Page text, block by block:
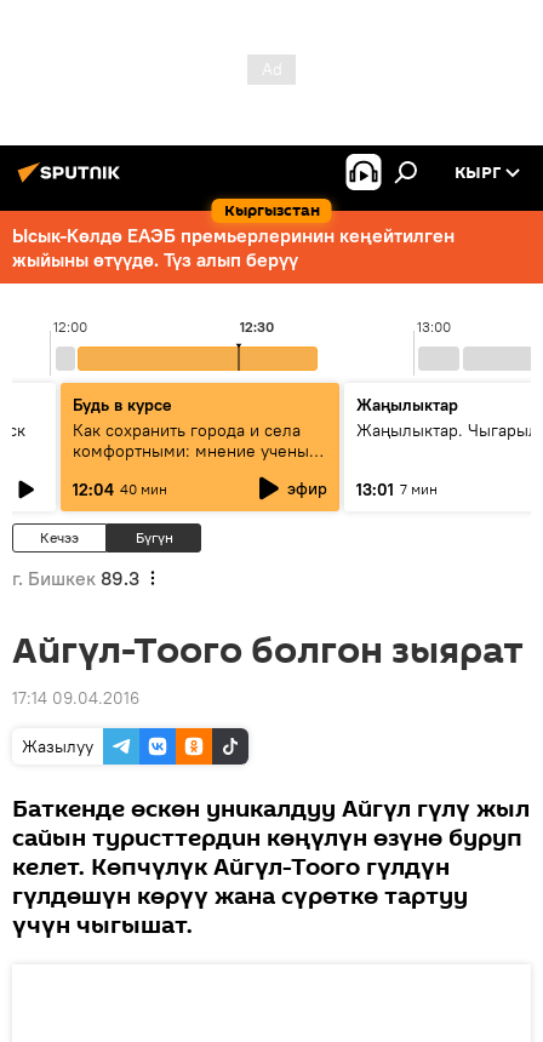
Кыргызстан
КЫРГ
Ысык-Көлдө ЕАЭБ премьерлеринин кеңейтилген
жыйыны өтүүдө. Түз алып берүү
12:00 13:00
12:30
Будь в курсе
Как сохранить города и села
комфортными: мнение ученых
12:04 40 мин эфир
Жаңылыктар
Жаңылыктар.
13:01 7 мин
Кечээ Бүгүн
г. Бишкек 89.3
Айгүл-Тоого болгон зыярат
17:14 09.04.2016
Жазылуу
Баткенде өскөн уникалдуу Айгүл гүлү жыл
сайын туристтердин көңүлүн өзүнө буруп
келет. Көпчүлүк Айгүл-Тоого гүлдүн
гүлдөшүн көрүү жана сүрөткө тартуу
үчүн чыгышат.